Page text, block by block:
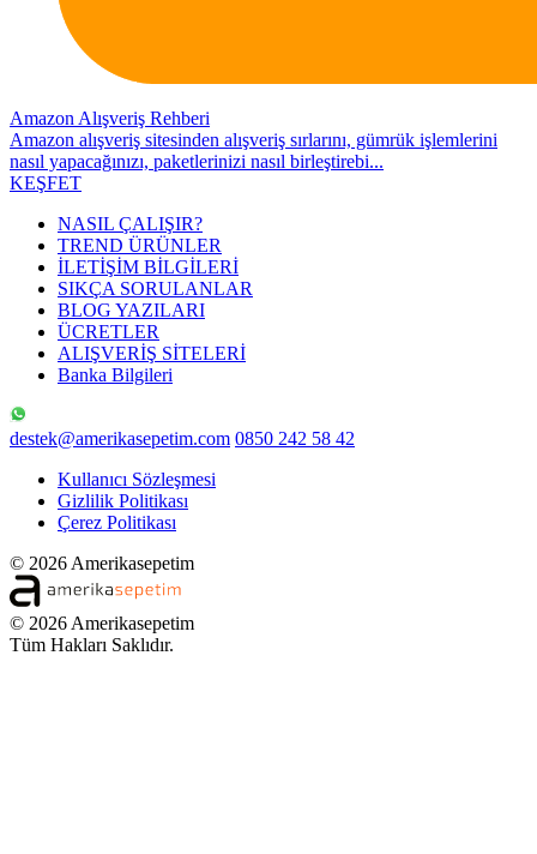
Amazon Alışveriş Rehberi
Amazon alışveriş sitesinden alışveriş sırlarını, gümrük işlemlerini
nasıl yapacağınızı, paketlerinizi nasıl birleştirebi...
KEŞFET
NASIL ÇALIŞIR?
TREND ÜRÜNLER
İLETİŞİM BİLGİLERİ
SIKÇA SORULANLAR
BLOG YAZILARI
ÜCRETLER
ALIŞVERİŞ SİTELERİ
Banka Bilgileri
destek@amerikasepetim.com 0850 242 58 42
Kullanıcı Sözleşmesi
Gizlilik Politikası
Çerez Politikası
© 2026 Amerikasepetim
© 2026 Amerikasepetim
Tüm Hakları Saklıdır.